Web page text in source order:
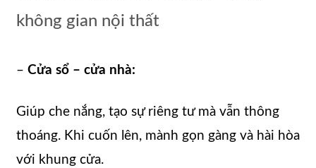
không gian nội thất
– Cửa sổ – cửa nhà:
Giúp che nắng, tạo sự riêng tư mà vẫn thông
thoáng. Khi cuốn lên, mành gọn gàng và hài hòa
với khung cửa.